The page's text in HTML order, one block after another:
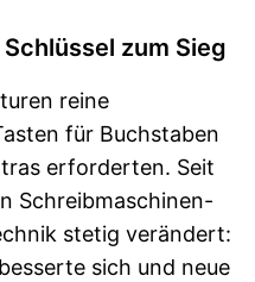
zum Sieg
reine
für Buchstaben
erforderten. Seit
Schreibmaschinen-
stetig verändert:
sich und neue